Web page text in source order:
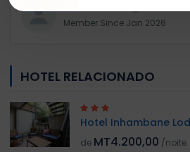
Member Since Jan 2026
HOTEL RELACIONADO
Hotel Inhambane
de MT4.200,00 /noite